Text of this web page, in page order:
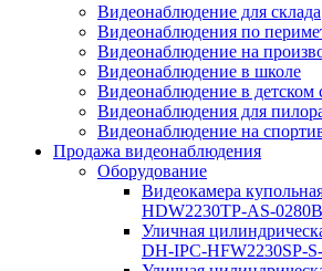
Видеонаблюдение для склада
Видеонаблюдения по
Видеонаблюдение на
Видеонаблюдение в школе
Видеонаблюдение в детском
Видеонаблюдения для
Видеонаблюдение на
Продажа видеонаблюдения
Оборудование
Видеокамера
HDW2230TP-AS-0280B
Уличная
DH-IPC-HFW2230SP-